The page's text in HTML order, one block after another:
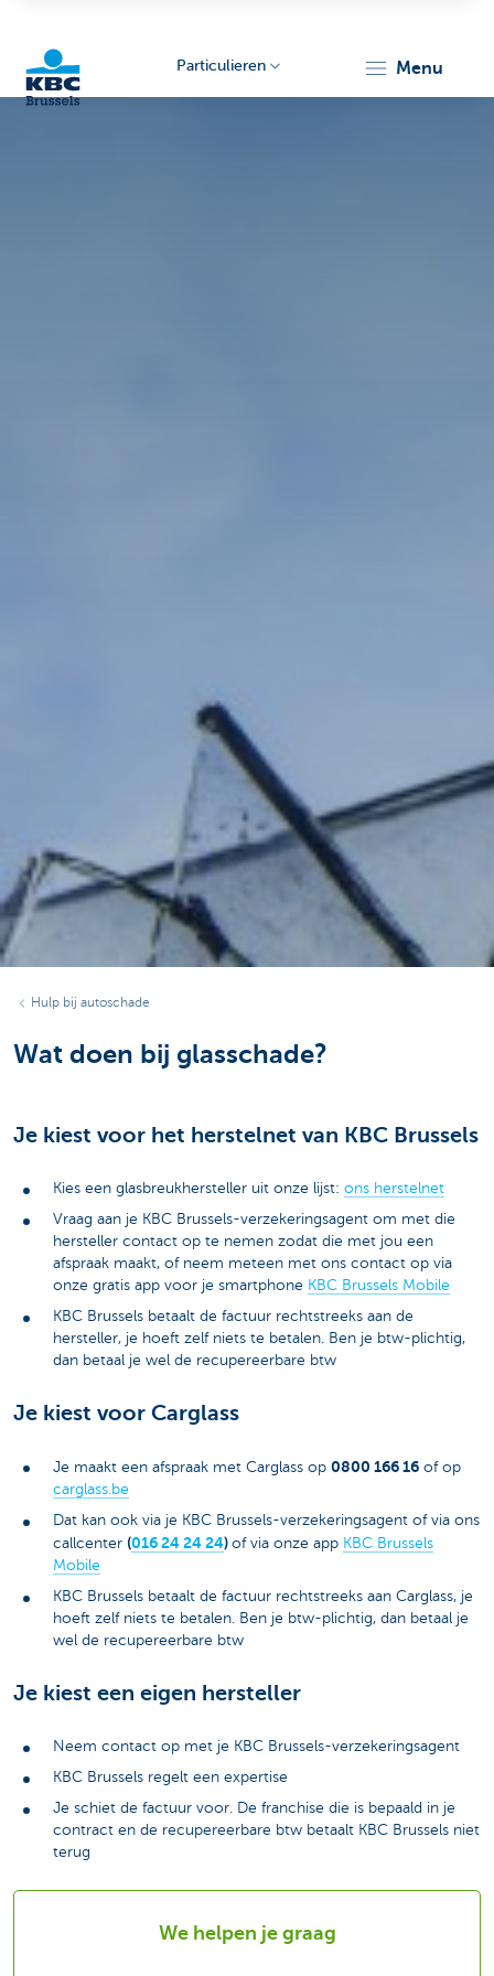
Particulieren menu
Hulp bij autoschade
Wat doen bij glasschade?
Je kiest voor het herstelnet van KBC Brussels
Kies een glasbreukhersteller uit onze lijst: ons herstelnet
Vraag aan je KBC Brussels-verzekeringsagent om met die
hersteller contact op te nemen zodat die met jou een
afspraak maakt, of neem meteen met ons contact op via
onze gratis app voor je smartphone KBC Brussels Mobile
KBC Brussels betaalt de factuur rechtstreeks aan de
hersteller, je hoeft zelf niets te betalen. Ben je btw-plichtig,
dan betaal je wel de recupereerbare btw
Je kiest voor Carglass
Je maakt een afspraak met Carglass op 0800 166 16 of op
carglass.be
Dat kan ook via je KBC Brussels-verzekeringsagent of via ons
callcenter (016 24 24 24) of via onze app KBC Brussels
Mobile
KBC Brussels betaalt de factuur rechtstreeks aan Carglass, je
hoeft zelf niets te betalen. Ben je btw-plichtig, dan betaal je
wel de recupereerbare btw
Je kiest een eigen hersteller
Neem contact op met je KBC Brussels-verzekeringsagent
KBC Brussels regelt een expertise
Je schiet de factuur voor. De franchise die is bepaald in je
contract en de recupereerbare btw betaalt KBC Brussels niet
terug
We helpen je graag